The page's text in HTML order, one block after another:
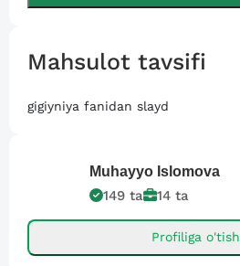
Mahsulot tavsifi
gigiyniya fanidan slayd
Muhayyo Islomova
149 ta 14 ta
Profiliga o'tish